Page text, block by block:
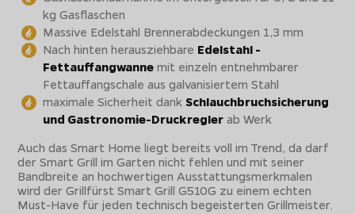
kg Gasflaschen
Massive Edelstahl Brennerabdeckungen 1,3 mm
Nach hinten herausziehbare Edelstahl -
Fettauffangwanne mit einzeln entnehmbarer
Fettauffangschale aus galvanisiertem Stahl
maximale Sicherheit dankSchlauchbruchsicherung
und Gastronomie-Druckregler ab Werk
Auch das Smart Home liegt bereits voll im Trend, da darf
der Smart Grill im Garten nicht fehlen und mit seiner
Bandbreite an hochwertigen Ausstattungsmerkmalen
wird der Grillfürst Smart Grill G510G zu einem echten
Must-Have für jeden technisch begeisterten Grillmeister.